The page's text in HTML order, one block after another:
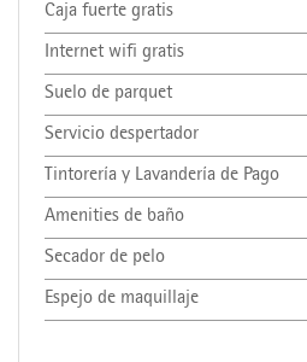
Caja fuerte gratis
Internet wifi gratis
Suelo de parquet
Servicio despertador
Tintorería y Lavandería de Pago
Amenities de baño
Secador de pelo
Espejo de maquillaje